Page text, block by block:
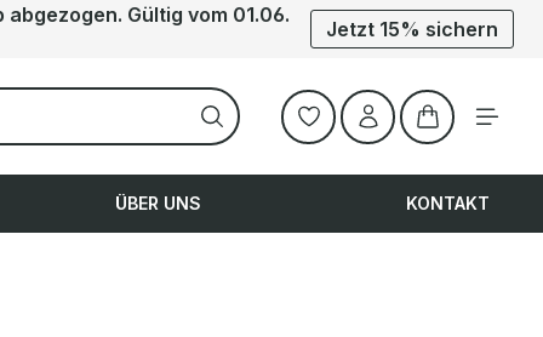
Gültig vom 01.06.
Jetzt 15% sichern
Warenkorb
ÜBER UNS KONTAKT